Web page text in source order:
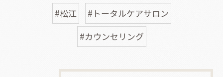
#松江
#トータルケアサロン
#カウンセリング